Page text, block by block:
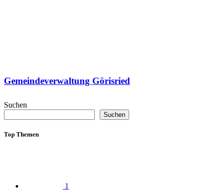
Gemeindeverwaltung Görisried
Suchen
Suchen
Top Themen
1